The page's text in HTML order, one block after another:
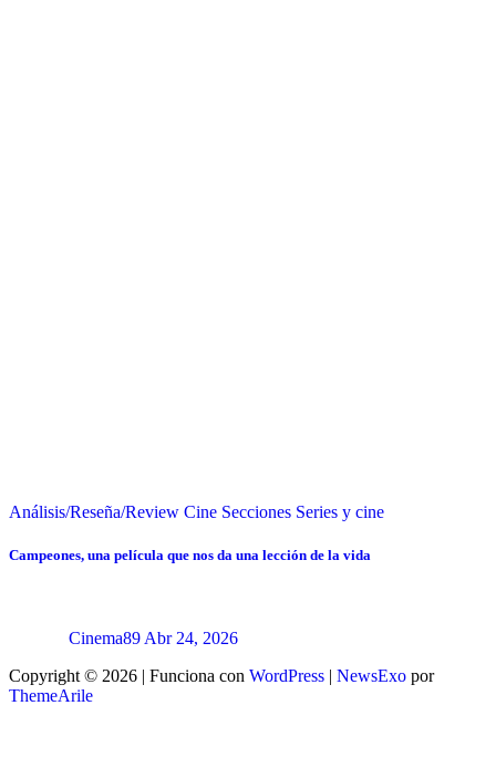
Análisis/Reseña/Review Cine Secciones Series y cine
Campeones, una película que nos da una lección de la vida
Cinema89 Abr 24, 2026
Copyright © 2026 | Funciona con WordPress | NewsExo por
ThemeArile